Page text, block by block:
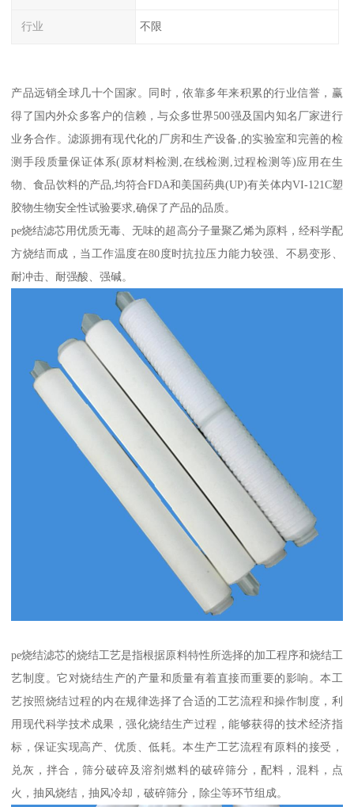
行业 不限
产品远销全球几十个国家。同时，依靠多年来积累的行业信誉，赢
得了国内外众多客户的信赖，与众多世界500强及国内知名厂家进行
业务合作。滤源拥有现代化的厂房和生产设备,的实验室和完善的检
测手段质量保证体系(原材料检测,在线检测,过程检测等)应用在生
物、食品饮料的产品,均符合FDA和美国药典(UP)有关体内VI-121C塑
胶物生物安全性试验要求,确保了产品的品质。
pe烧结滤芯用优质无毒、无味的超高分子量聚乙烯为原料，经科学配
方烧结而成，当工作温度在80度时抗拉压力能力较强、不易变形、
耐冲击、耐强酸、强碱。
pe烧结滤芯的烧结工艺是指根据原料特性所选择的加工程序和烧结工
艺制度。它对烧结生产的产量和质量有着直接而重要的影响。本工
艺按照烧结过程的内在规律选择了合适的工艺流程和操作制度，利
用现代科学技术成果，强化烧结生产过程，能够获得的技术经济指
标，保证实现高产、优质、低耗。本生产工艺流程有原料的接受，
兑灰，拌合，筛分破碎及溶剂燃料的破碎筛分，配料，混料，点
火，抽风烧结，抽风冷却，破碎筛分，除尘等环节组成。